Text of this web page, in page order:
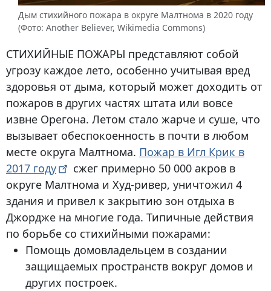
Дым стихийного пожара в округе Малтнома в 2020 году
(Фото: Another Believer, Wikimedia Commons)
СТИХИЙНЫЕ ПОЖАРЫ представляют собой
угрозу каждое лето, особенно учитывая вред
здоровья от дыма, который может доходить от
пожаров в других частях штата или вовсе
извне Орегона. Летом стало жарче и суше, что
вызывает обеспокоенность в почти в любом
месте округа Малтнома. Пожар в Игл Крик в
2017 году
сжег примерно 50 000 акров в
округе Малтнома и Худ-ривер, уничтожил 4
здания и привел к закрытию зон отдыха в
Джордже на многие года. Типичные действия
по борьбе со стихийными пожарами:
Помощь домовладельцем в создании
защищаемых пространств вокруг домов и
других построек.